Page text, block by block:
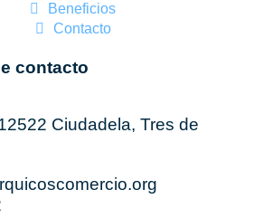
Beneficios
Contacto
contacto
Ciudadela, Tres de